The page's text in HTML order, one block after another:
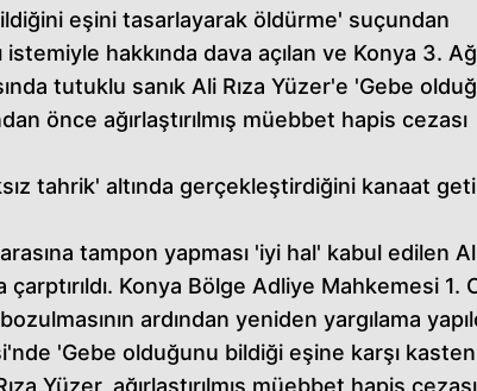
eşini tasarlayarak öldürme' suçundan
istemiyle hakkında dava açılan ve Konya 3.
tutuklu sanık Ali Rıza Yüzer'e 'Gebe
önce ağırlaştırılmış müebbet hapis cezası
tahrik' altında gerçekleştirdiğini kanaat
tampon yapması 'iyi hal' kabul edilen
Konya Bölge Adliye Mahkemesi 1.
ardından yeniden yargılama
'Gebe olduğunu bildiği eşine karşı kasten
Yüzer, ağırlaştırılmış müebbet hapis